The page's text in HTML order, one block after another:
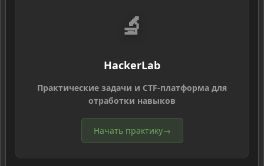
🔬
HackerLab
Практические задачи и CTF-платформа для
отработки навыков
Начать практику→